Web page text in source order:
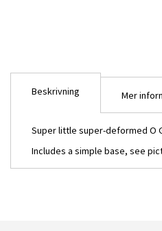
Beskrivning
Super little super-deformed O
Includes a simple base, see
Mer